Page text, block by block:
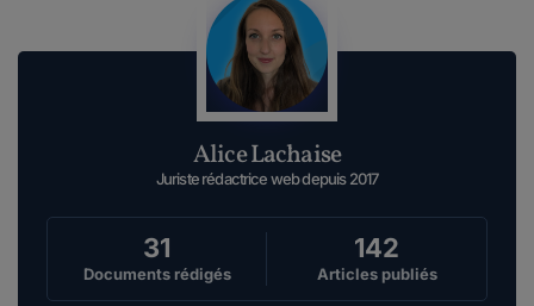
Alice Lachaise
Juriste rédactrice web depuis 2017
31
Documents rédigés
142
Articles publiés